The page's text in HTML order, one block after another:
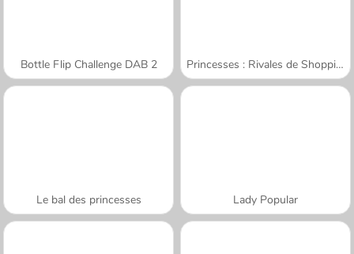
Bottle Flip Challenge DAB 2 Princesses : Rivales de Shopping
Le bal des princesses Lady Popular